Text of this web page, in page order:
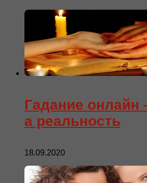
Гадание
а реальность
18.09.2020